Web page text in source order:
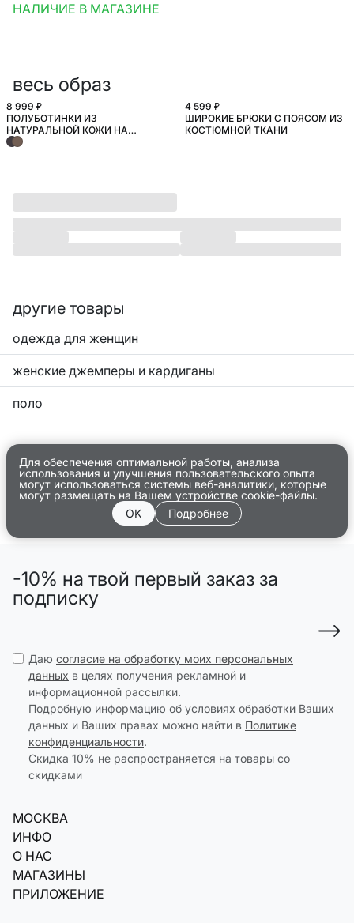
НАЛИЧИЕ В МАГАЗИНЕ
весь образ
8 999 ₽
ПОЛУБОТИНКИ ИЗ
НАТУРАЛЬНОЙ КОЖИ НА
ШНУРОВКЕ
4 599 ₽
ШИРОКИЕ БРЮКИ С ПОЯСОМ ИЗ
КОСТЮМНОЙ ТКАНИ
другие товары
одежда для женщин
женские джемперы и кардиганы
поло
Для обеспечения оптимальной работы, анализа
использования и улучшения пользовательского опыта
могут использоваться системы веб-аналитики, которые
могут размещать на Вашем устройстве cookie-файлы.
OK
Подробнее
-10% на твой первый заказ за
подписку
Даю согласие на обработку моих персональных
данных в целях получения рекламной и
информационной рассылки.
Подробную информацию об условиях обработки Ваших
данных и Ваших правах можно найти в Политике
конфиденциальности.
Скидка 10% не распространяется на товары со
скидками
МОСКВА
ИНФО
О НАС
МАГАЗИНЫ
ПРИЛОЖЕНИЕ